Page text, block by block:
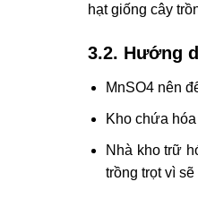
hạt giống cây
3.2. Hướng
MnSO4 nên
Kho chứa
Nhà kho trữ
trồng trọt vì